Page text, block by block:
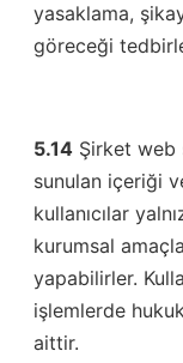
yasaklama,
göreceği
5.14 Şirket web
sunulan içeriği
kullanıcılar
kurumsal
yapabilirler.
işlemlerde
aittir.